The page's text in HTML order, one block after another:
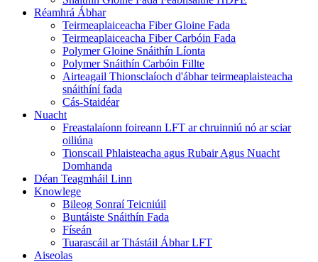
Réamhrá Ábhar
Teirmeaplaiceacha Fiber Gloine Fada
Teirmeaplaiceacha Fiber Carbóin Fada
Polymer Gloine Snáithín Líonta
Polymer Snáithín Carbóin Fillte
Airteagail Thionsclaíoch d'ábhar teirmeaplaisteacha
snáithíní fada
Cás-Staidéar
Nuacht
Freastalaíonn foireann LFT ar chruinniú nó ar sciar
oiliúna
Tionscail Phlaisteacha agus Rubair Agus Nuacht
Domhanda
Déan Teagmháil Linn
Knowlege
Bileog Sonraí Teicniúil
Buntáiste Snáithín Fada
Físeán
Tuarascáil ar Thástáil Ábhar LFT
Aiseolas